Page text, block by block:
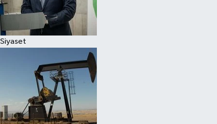
Siyaset
Spor
Çocuk
Eğitim
Hava Durumu